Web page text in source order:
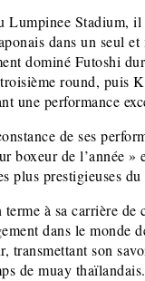
Lumpinee Stadium,
dans un seul et
dominé Futoshi
round, puis
une performance
de ses
boxeur de l’année »
plus prestigieuses
à sa carrière de
dans le monde
transmettant son
de muay thaïlandais.